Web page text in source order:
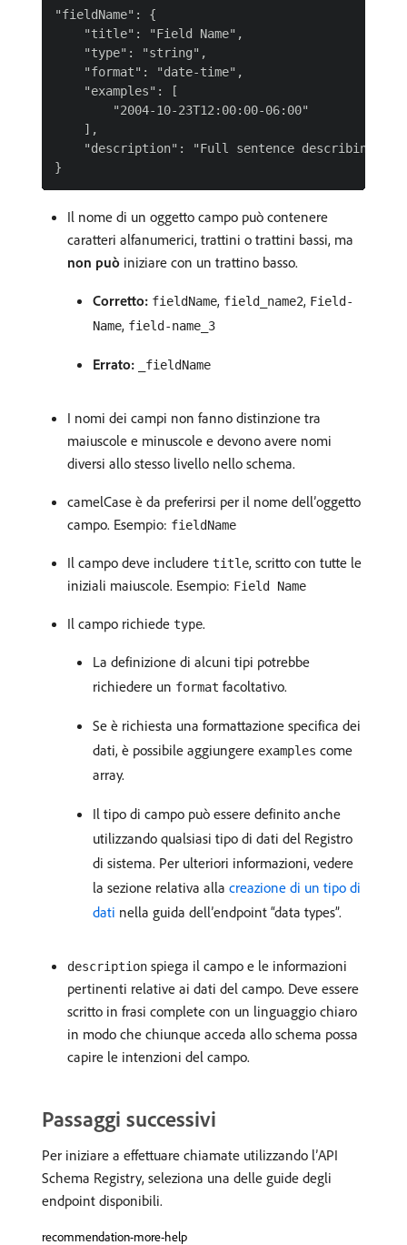
"fieldName": {
    "title": "Field Name",
    "type": "string",
    "format": "date-time",
    "examples": [
        "2004-10-23T12:00:00-06:00"
    ],
"description": "Full sentence describing
Il nome di un oggetto campo può contenere
caratteri alfanumerici, trattini o trattini bassi, ma
non può iniziare con un trattino basso.
Corretto: fieldName, field_name2, Field-
Name, field-name_3
Errato: _fieldName
I nomi dei campi non fanno distinzione tra
maiuscole e minuscole e devono avere nomi
diversi allo stesso livello nello schema.
camelCase è da preferirsi per il nome dell’oggetto
campo. Esempio: fieldName
Il campo deve includere title, scritto con tutte le
iniziali maiuscole. Esempio: Field Name
Il campo richiede type.
La definizione di alcuni tipi potrebbe
richiedere un format facoltativo.
Se è richiesta una formattazione specifica dei
dati, è possibile aggiungere examples come
array.
Il tipo di campo può essere definito anche
utilizzando qualsiasi tipo di dati del Registro
di sistema. Per ulteriori informazioni, vedere
la sezione relativa alla creazione di un tipo di
dati nella guida dell’endpoint “data types”.
description spiega il campo e le informazioni
pertinenti relative ai dati del campo. Deve essere
scritto in frasi complete con un linguaggio chiaro
in modo che chiunque acceda allo schema possa
capire le intenzioni del campo.
Passaggi successivi
Per iniziare a effettuare chiamate utilizzando l’API
Schema Registry, seleziona una delle guide degli
endpoint disponibili.
recommendation-more-help